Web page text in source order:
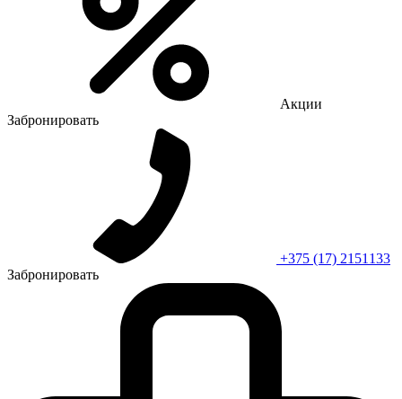
Акции
Забронировать
+375 (17) 2151133
Забронировать